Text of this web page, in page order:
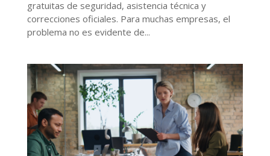
gratuitas de seguridad, asistencia técnica y
correcciones oficiales. Para muchas empresas, el
problema no es evidente de...